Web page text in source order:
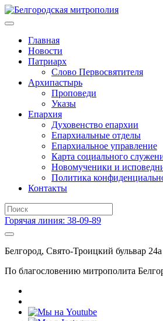
Главная
Новости
Патриарх
Слово Первосвятителя
Архипастырь
Проповеди
Указы
Епархия
Духовенство епархии
Епархиальные отделы
Епархиальное управление
Карта социального
Новомученики и
Политика
Контакты
Горячая линия: 38-09-89
Белгород, Свято-Троицкий бульвар 24а
По благословению митрополита